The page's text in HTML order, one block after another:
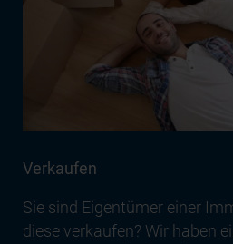
Verkaufen
Sie sind Eigentümer einer
diese verkaufen? Wir haben